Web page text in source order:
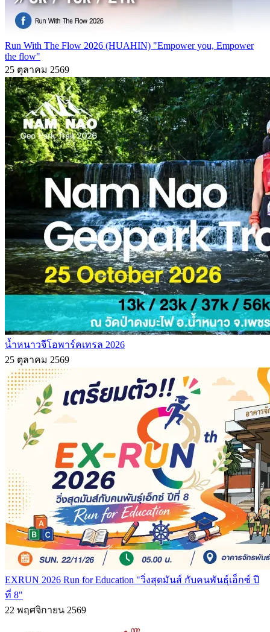
Run With The Flow 2026 (HUAHIN) "Empower you, Empower
the flow"
25 ตุลาคม 2569
น้ำหนาวจีโอพาร์คเทรล 2026
25 ตุลาคม 2569
EXRUN 2026 Run for Education "วิ่งสุดมันส์ กับคนพันธุ์เอ็กซ์ ปี
ที่ 8"
22 พฤศจิกายน 2569